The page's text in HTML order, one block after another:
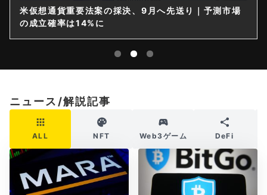
米仮想通貨重要法案の採決、9月へ先送り｜予測市場
の成立確率は14%に
ニュース/解説記事
ALL NFT Web3ゲーム DeFi